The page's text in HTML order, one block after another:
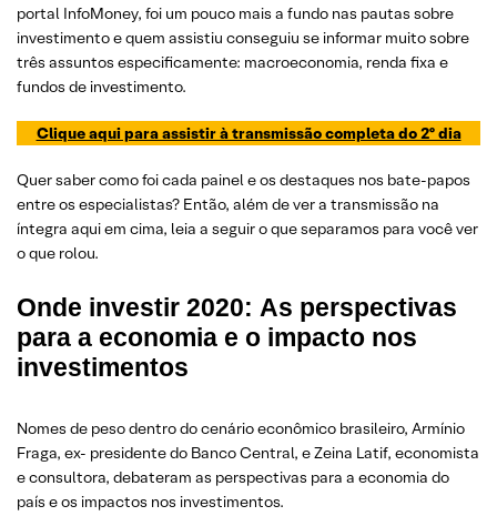
portal InfoMoney, foi um pouco mais a fundo nas pautas sobre
investimento e quem assistiu conseguiu se informar muito sobre
três assuntos especificamente: macroeconomia, renda fixa e
fundos de investimento.
Clique aqui para assistir à transmissão completa do 2º dia
Quer saber como foi cada painel e os destaques nos bate-papos
entre os especialistas? Então, além de ver a transmissão na
íntegra aqui em cima, leia a seguir o que separamos para você ver
o que rolou.
Onde investir 2020: As perspectivas
para a economia e o impacto nos
investimentos
Nomes de peso dentro do cenário econômico brasileiro, Armínio
Fraga, ex- presidente do Banco Central, e Zeina Latif, economista
e consultora, debateram as perspectivas para a economia do
país e os impactos nos investimentos.